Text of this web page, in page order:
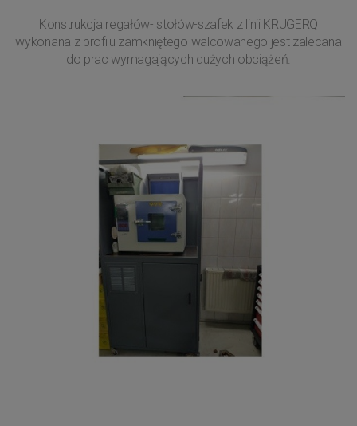
Konstrukcja regałów- stołów-szafek z linii KRUGERQ
wykonana z profilu zamkniętego walcowanego jest zalecana
do prac wymagających dużych obciążeń.